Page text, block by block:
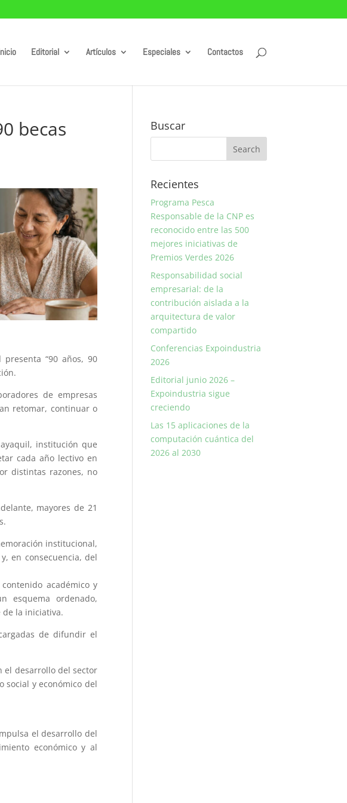
Editorial Artículos Especiales Contactos
becas
“90 años, 90
de empresas
retomar, continuar o
institución que
cada año lectivo en
distintas razones, no
mayores de 21
institucional,
en consecuencia, del
académico y
esquema ordenado,
la iniciativa.
de difundir el
el desarrollo del sector
social y económico del
el desarrollo del
económico y al
Buscar
Recientes
Programa Pesca
Responsable de la CNP es
reconocido entre las 500
mejores iniciativas de
Premios Verdes 2026
Responsabilidad social
empresarial: de la
contribución aislada a la
arquitectura de valor
compartido
Conferencias Expoindustria
2026
Editorial junio 2026 –
Expoindustria sigue
creciendo
Las 15 aplicaciones de la
computación cuántica del
2026 al 2030